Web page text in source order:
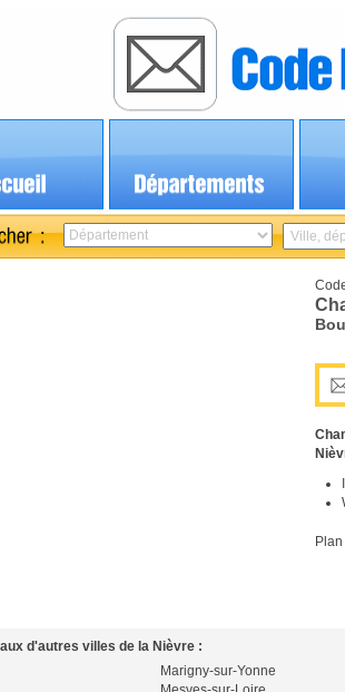
d'autres villes de la Nièvre :
Marigny-sur-Yonne